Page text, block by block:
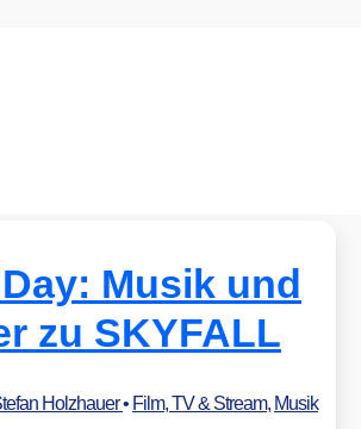
Musik und
zu SKYFALL
Holzhauer• Film, TV & Stream, Musik